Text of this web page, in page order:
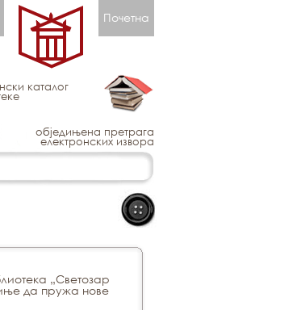
Почетна
каталог
обједињена претрага
електронских извора
„Светозар
да пружа нове